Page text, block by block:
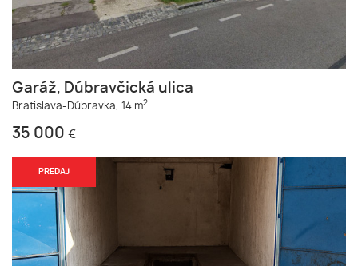
Garáž, Dúbravčická ulica
Bratislava-Dúbravka, 14 m2
35 000 €
PREDAJ